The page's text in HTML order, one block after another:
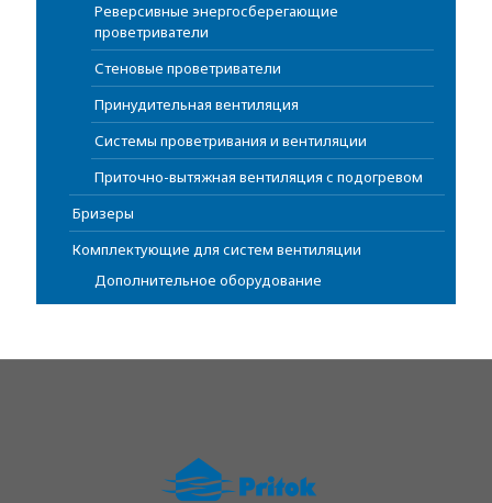
Реверсивные энергосберегающие
проветриватели
Стеновые проветриватели
Принудительная вентиляция
Системы проветривания и вентиляции
Приточно-вытяжная вентиляция с подогревом
Бризеры
Комплектующие для систем вентиляции
Дополнительное оборудование